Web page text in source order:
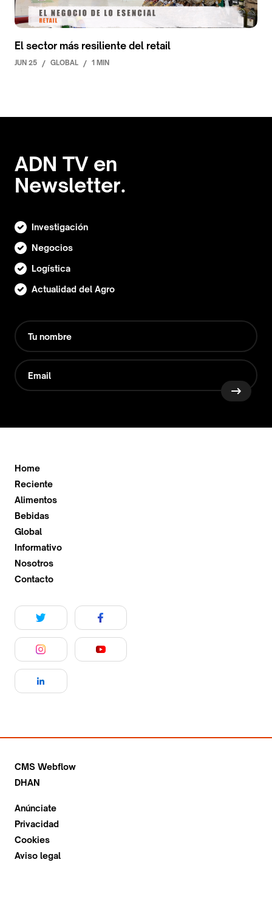
El sector más resiliente del retail
JUN 25 / GLOBAL / 1 MIN
ADN TV en
Newsletter.
Investigación
Negocios
Logística
Actualidad del Agro
Home
Reciente
Alimentos
Bebidas
Global
Informativo
Nosotros
Contacto
CMS Webflow
DHAN
Anúnciate
Privacidad
Cookies
Aviso legal